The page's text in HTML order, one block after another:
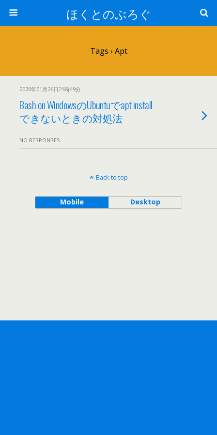
ほくとのぶろぐ
Tags › Apt
2020年01月26日21時49分
Bash on WindowsのUbuntuでapt install
できないときの対処法
NO RESPONSES
Back to top
Mobile Desktop